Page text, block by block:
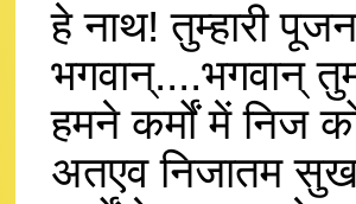
हे नाथ! तुम्हारी
भगवान्....भगवान्
हमने कर्मों में निज
अतएव निजातम